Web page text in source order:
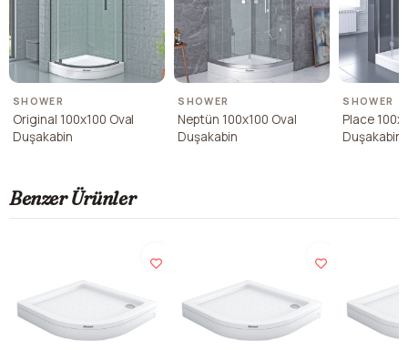
SHOWER
Original 100x100 Oval
Duşakabin
SHOWER
Neptün 100x100 Oval
Duşakabin
SHOWER
Place
Duşakabin
Benzer Ürünler